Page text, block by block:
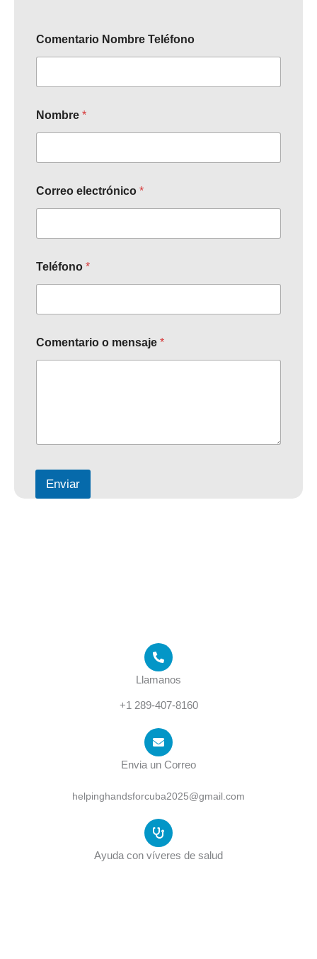
Comentario Nombre Teléfono
Nombre *
Correo electrónico *
Teléfono *
Comentario o mensaje *
Enviar
Llamanos
+1 289-407-8160
Envia un Correo
helpinghandsforcuba2025@gmail.com
Ayuda con víveres de salud